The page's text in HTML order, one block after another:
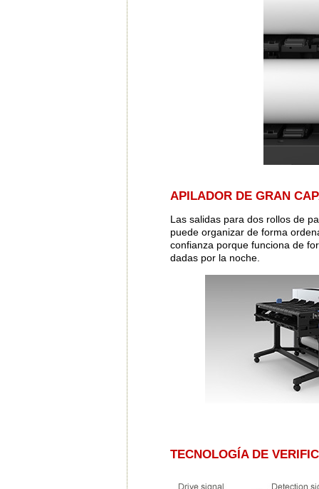
APILADOR DE GRAN
Las salidas para dos rollos de
puede organizar de forma
confianza porque funciona de
dadas por la noche.
TECNOLOGÍA DE